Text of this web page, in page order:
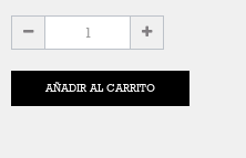
AÑADIR AL CARRITO